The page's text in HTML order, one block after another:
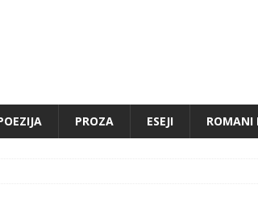
PROZA ESEJI ROMANI